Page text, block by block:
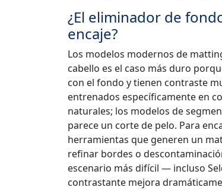
¿El eliminador de
encaje?
Los modelos modernos de
cabello es el caso más duro
con el fondo y tienen contraste
entrenados específicamente en
naturales; los modelos de
parece un corte de pelo. Para
herramientas que generen un
refinar bordes o
escenario más difícil — incluso
contrastante mejora